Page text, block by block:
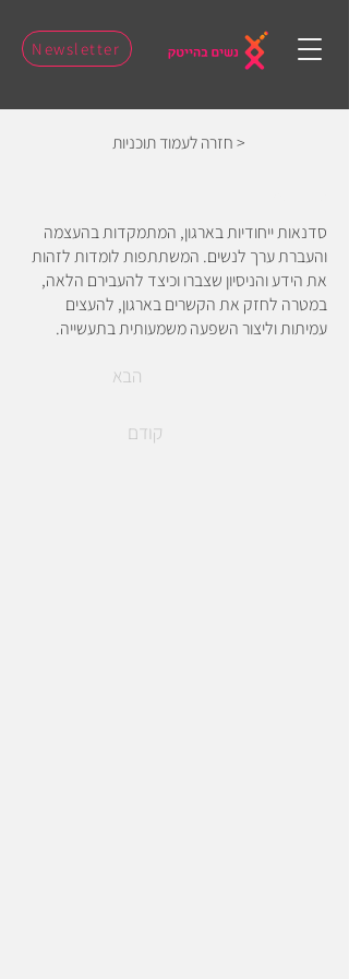
Newsletter
חזרה לעמוד תוכניות >
סדנאות ייחודיות בארגון, המתמקדות בהעצמה
והעברת ערך לנשים. המשתתפות לומדות לזהות
את הידע והניסיון שצברו וכיצד להעבירם הלאה,
במטרה לחזק את הקשרים בארגון, להעצים
עמיתות וליצור השפעה משמעותית בתעשייה.
הבא
קודם